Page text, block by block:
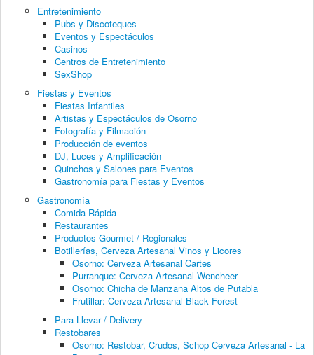
Entretenimiento
Pubs y Discoteques
Eventos y Espectáculos
Casinos
Centros de Entretenimiento
SexShop
Fiestas y Eventos
Fiestas Infantiles
Artistas y Espectáculos de Osorno
Fotografía y Filmación
Producción de eventos
DJ, Luces y Amplificación
Quinchos y Salones para Eventos
Gastronomía para Fiestas y Eventos
Gastronomía
Comida Rápida
Restaurantes
Productos Gourmet / Regionales
Botillerías, Cerveza Artesanal Vinos y Licores
Osorno: Cerveza Artesanal Cartes
Purranque: Cerveza Artesanal Wencheer
Osorno: Chicha de Manzana Altos de Putabla
Frutillar: Cerveza Artesanal Black Forest
Para Llevar / Delivery
Restobares
Osorno: Restobar, Crudos, Schop Cerveza Artesanal - La